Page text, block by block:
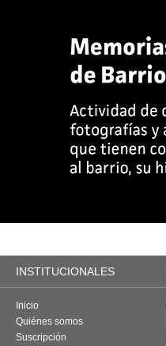
INSTITUCIONALES
Inicio
Quiénes somos
Suscripción